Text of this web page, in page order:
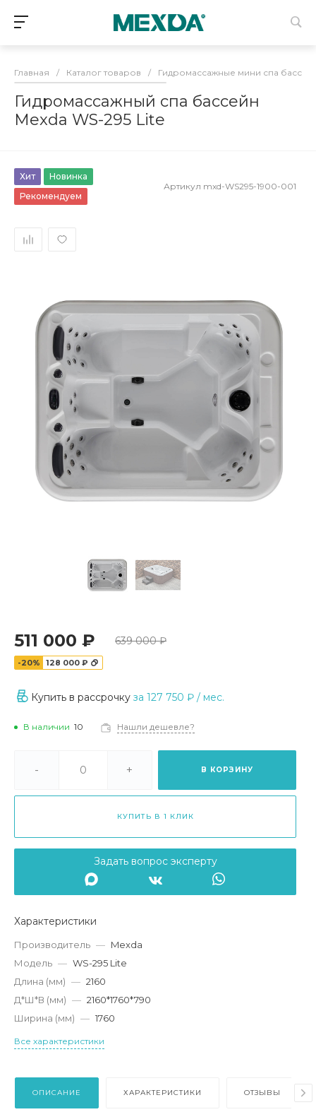
Главная / Каталог товаров / Гидромассажные мини спа
Гидромассажный спа бассейн
Mexda WS-295 Lite
Хит
Новинка
Рекомендуем
Артикул mxd-WS295-1900-001
511 000 ₽ 639 000 ₽
-20% 128 000 ₽
Купить в рассрочку за 127 750 ₽ / мес.
В наличии 10 Нашли дешевле?
- + В КОРЗИНУ
КУПИТЬ В 1 КЛИК
Задать вопрос эксперту
Характеристики
Производитель — Mexda
Модель — WS-295 Lite
Длина (мм) — 2160
Д*Ш*В (мм) — 2160*1760*790
Ширина (мм) — 1760
Все характеристики
ОПИСАНИЕ ХАРАКТЕРИСТИКИ ОТЗЫВЫ